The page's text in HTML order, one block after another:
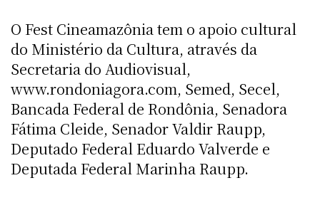
O Fest Cineamazônia tem o apoio cultural
do Ministério da Cultura, através da
Secretaria do Audiovisual,
www.rondoniagora.com, Semed, Secel,
Bancada Federal de Rondônia, Senadora
Fátima Cleide, Senador Valdir Raupp,
Deputado Federal Eduardo Valverde e
Deputada Federal Marinha Raupp.